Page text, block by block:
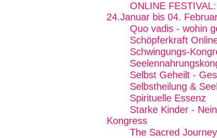
ONLINE
24.Januar bis 04.
Quo vadis - wohin
Schöpferkraft
Schwingungs-
Selbst Geheilt -
Selbstheilung &
Spirituelle Essenz
Starke Kinder -
Kongress
The Sacred